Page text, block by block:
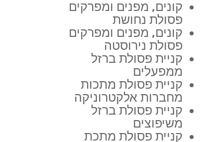
קונים, מפנים ומפרקים
פסולת נחושת
קונים, מפנים ומפרקים
פסולת נירוסטה
קניית פסולת ברזל
ממפעלים
קניית פסולת מתכות
מחברות אלקטרוניקה
קניית פסולת ברזל
משיפוצים
קניית פסולת מתכת